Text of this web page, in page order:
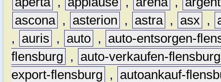
ascona , asterion , astra , asx ,
,
auris , auto ,
auto-entsorgen-
flensburg
,
auto-verkaufen-flensburg
export-flensburg
,
autoankauf-